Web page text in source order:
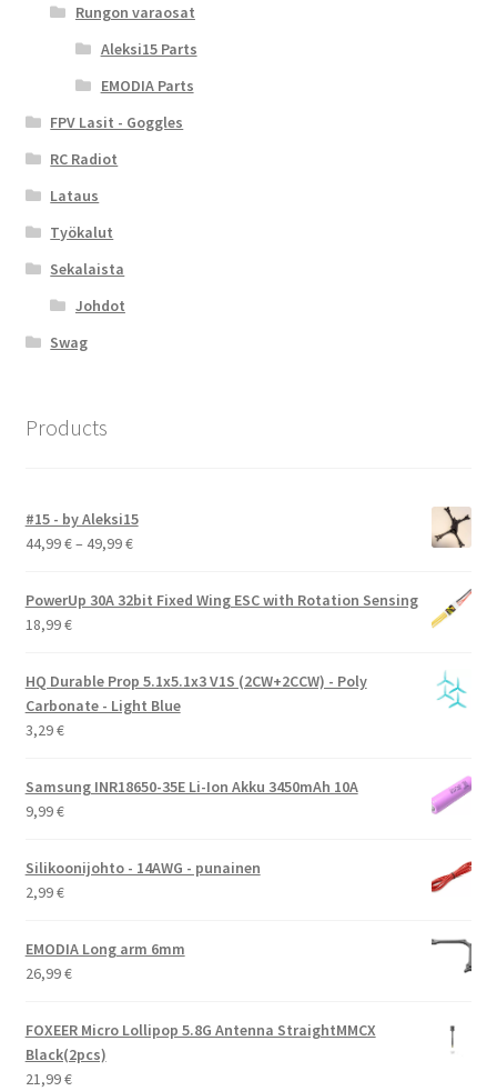
Rungon varaosat
Aleksi15 Parts
EMODIA Parts
FPV Lasit - Goggles
RC Radiot
Lataus
Työkalut
Sekalaista
Johdot
Swag
Products
#15 - by Aleksi15
44,99€– 49,99€Hintaluokka:
-
PowerUp 30A 32bit Fixed Wing ESC with Rotation Sensing
18,99€
HQ Durable Prop 5.1x5.1x3 V1S (2CW+2CCW) - Poly
Carbonate - Light Blue
3,29€
Samsung INR18650-35E Li-Ion Akku 3450mAh 10A
9,99€
Silikoonijohto - 14AWG - punainen
2,99€
EMODIA Long arm 6mm
26,99€
FOXEER Micro Lollipop 5.8G Antenna StraightMMCX
Black(2pcs)
21,99€